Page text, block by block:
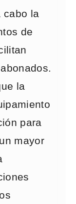
cabo la
de
la
para
mayor